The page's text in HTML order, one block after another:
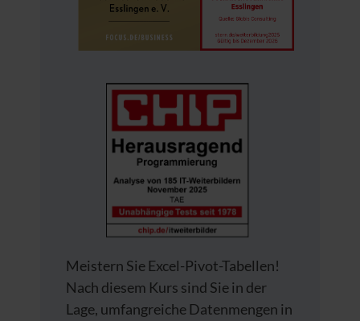
Meistern Sie Excel-Pivot-Tabellen!
Nach diesem Kurs sind Sie in der
Lage, umfangreiche Datenmengen in